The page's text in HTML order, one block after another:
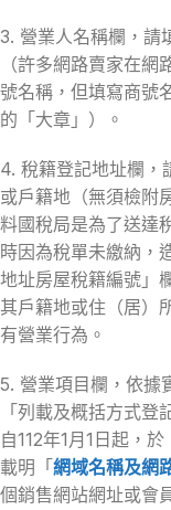
3. 營業人名稱欄，請
（許多網路賣家在
號名稱，但填寫商號
的「大章」）。
4. 稅籍登記地址欄，
或戶籍地（無須檢附
料國稅局是為了送達
時因為稅單未繳納，
地址房屋稅籍編號」
其戶籍地或住（居）
有營業行為。
5. 營業項目欄，依據
「列載及概括方式
自112年1月1日起，
載明「 網域名稱及網
個銷售網站網址或會